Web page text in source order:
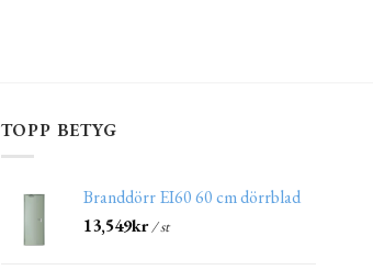
TOPP BETYG
Branddörr EI60 60 cm dörrblad
13,549kr/ st